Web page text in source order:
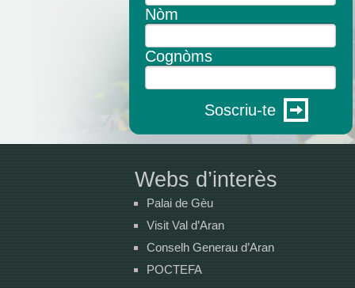
Nòm
Cognòms
Soscriu-te
Webs d’interès
Palai de Gèu
Visit Val d’Aran
Conselh Generau d’Aran
POCTEFA